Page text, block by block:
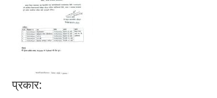
प्रकार: